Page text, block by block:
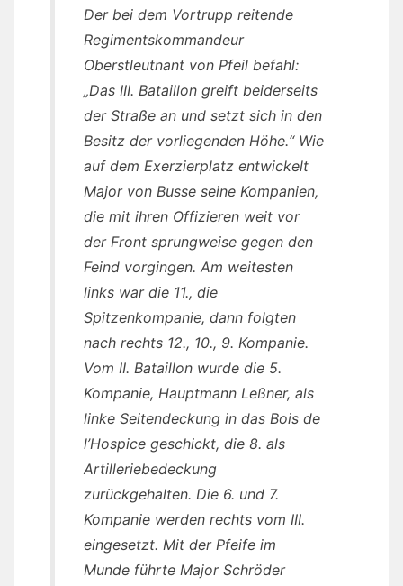
Der bei dem Vortrupp reitende
Regimentskommandeur
Oberstleutnant von Pfeil befahl:
„Das III. Bataillon greift beiderseits
der Straße an und setzt sich in den
Besitz der vorliegenden Höhe.“ Wie
auf dem Exerzierplatz entwickelt
Major von Busse seine Kompanien,
die mit ihren Offizieren weit vor
der Front sprungweise gegen den
Feind vorgingen. Am weitesten
links war die 11., die
Spitzenkompanie, dann folgten
nach rechts 12., 10., 9. Kompanie.
Vom II. Bataillon wurde die 5.
Kompanie, Hauptmann Leßner, als
linke Seitendeckung in das Bois de
l’Hospice geschickt, die 8. als
Artilleriebedeckung
zurückgehalten. Die 6. und 7.
Kompanie werden rechts vom III.
eingesetzt. Mit der Pfeife im
Munde führte Major Schröder